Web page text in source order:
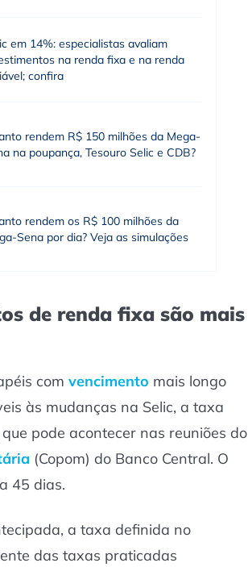
em 14%: especialistas avaliam
na renda fixa e na renda
confira
rendem R$ 150 milhões da Mega-
na poupança, Tesouro Selic e CDB?
rendem os R$ 100 milhões da
Sena por dia? Veja as simulações
de renda fixa são mais
com vencimento mais longo
às mudanças na Selic, a taxa
pode acontecer nas reuniões do
(Copom) do Banco Central. O
45 dias.
a taxa definida no
das taxas praticadas